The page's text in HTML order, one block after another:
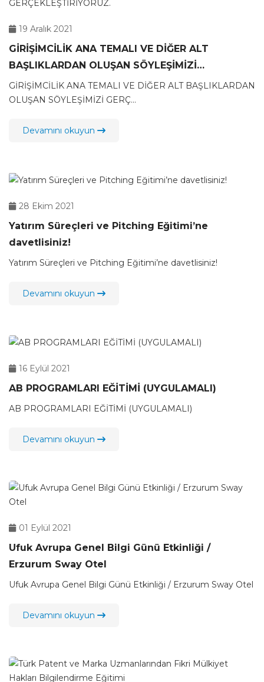
19 Aralık 2021
GİRİŞİMCİLİK ANA TEMALI VE DİĞER ALT
BAŞLIKLARDAN OLUŞAN SÖYLEŞİMİZİ
GERÇEKLEŞTİRİYORUZ.
GİRİŞİMCİLİK ANA TEMALI VE DİĞER ALT BAŞLIKLARDAN
OLUŞAN SÖYLEŞİMİZİ GERÇ...
Devamını okuyun
28 Ekim 2021
Yatırım Süreçleri ve Pitching Eğitimi’ne
davetlisiniz!
Yatırım Süreçleri ve Pitching Eğitimi’ne davetlisiniz!
Devamını okuyun
16 Eylül 2021
AB PROGRAMLARI EĞİTİMİ (UYGULAMALI)
AB PROGRAMLARI EĞİTİMİ (UYGULAMALI)
Devamını okuyun
01 Eylül 2021
Ufuk Avrupa Genel Bilgi Günü Etkinliği /
Erzurum Sway Otel
Ufuk Avrupa Genel Bilgi Günü Etkinliği / Erzurum Sway Otel
Devamını okuyun